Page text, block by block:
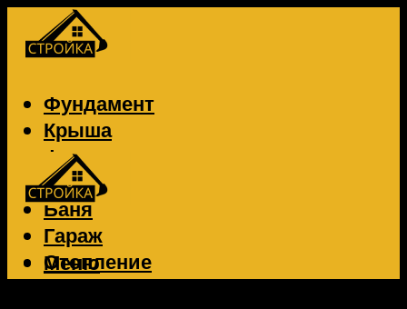
Фундамент
Крыша
Фасад
Забор
Баня
Гараж
Отопление
Вентиляция
Меню